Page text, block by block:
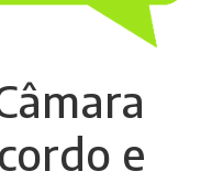
e